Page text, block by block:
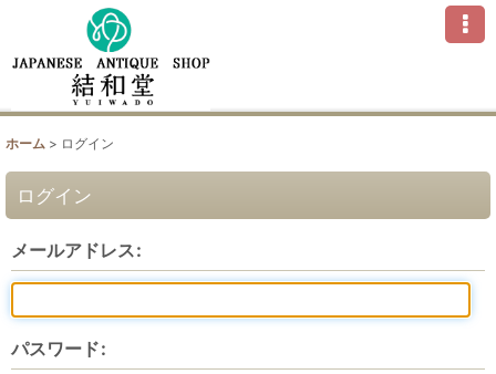
ホーム > ログイン
ログイン
メールアドレス:
パスワード: